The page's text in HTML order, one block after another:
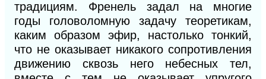
традициям. Френель задал на многие
годы головоломную задачу теоретикам,
каким образом эфир, настолько тонкий,
что не оказывает никакого сопротивления
движению сквозь него небесных тел,